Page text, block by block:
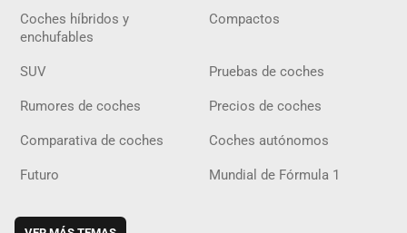
Coches híbridos y
enchufables
Compactos
SUV Pruebas de coches
Rumores de coches Precios de coches
Comparativa de coches Coches autónomos
Futuro Mundial de Fórmula 1